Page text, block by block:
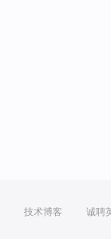
技术博客 诚聘